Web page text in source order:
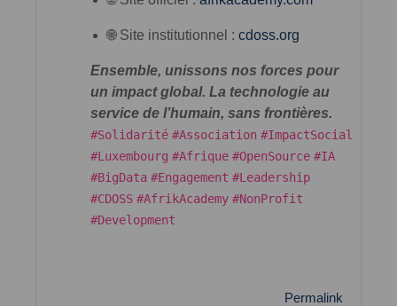
🌐 Site institutionnel :cdoss.org
Ensemble, unissons nos forces pour
un impact global. La technologie au
service de l’humain, sans frontières.
#Solidarité #Association #ImpactSocial
#Luxembourg #Afrique #OpenSource #IA
#BigData #Engagement #Leadership
#CDOSS #AfrikAcademy #NonProfit
#Development
Permalink